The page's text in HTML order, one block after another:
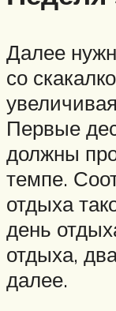
Далее
со
Первые
должны
темпе.
отдыха
день
отдыха,
далее.